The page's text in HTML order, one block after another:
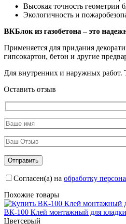
Высокая точность геометрии
Экологичность и
ВКБлок из газобетона – это
Применяется для придания
гипсокартон, бетон и другие
Для внутренних и наружных работ.
Оставить отзыв
Согласен(а) на обработку
Похожие товары
ВК-100 Клей монтажный для
Цветсерый